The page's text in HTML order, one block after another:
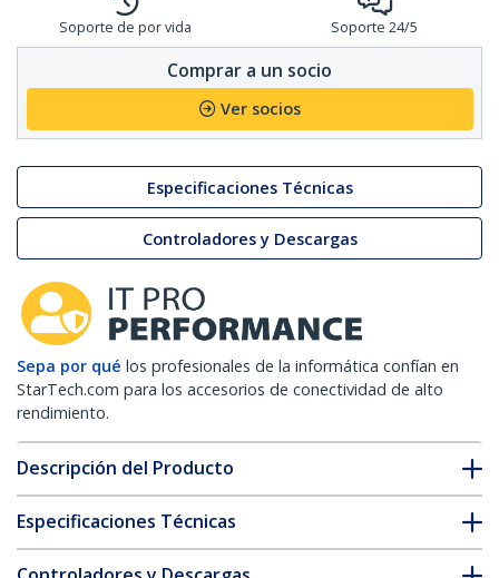
Soporte de por vida Soporte 24/5
Comprar a un socio
Ver socios
Especificaciones Técnicas
Controladores y Descargas
Sepa por qué los profesionales de la informática confían en
StarTech.com para los accesorios de conectividad de alto
rendimiento.
Descripción del Producto
Especificaciones Técnicas